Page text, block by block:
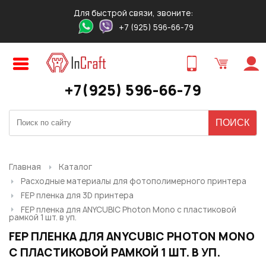
Для быстрой связи, звоните:
+7 (925) 596-66-79
+7(925) 596-66-79
Главная
Каталог
Расходные материалы для фотополимерного принтера
FEP пленка для 3D принтера
FEP пленка для ANYCUBIC Photon Mono с пластиковой
рамкой 1 шт. в уп.
FEP ПЛЕНКА ДЛЯ ANYCUBIC PHOTON MONO
С ПЛАСТИКОВОЙ РАМКОЙ 1 ШТ. В УП.
ОБРАТНЫЙ ЗВОНОК
Контактный телефон
Ваш E-mail*:
ЗАКАЗ ТОВАРА В 1 КЛИК
Ваш E-mail*:
Ваш телефон*:
Нужный товар:
Авторизация
Пароль:
Запомнить меня
Забыли свой пароль?
ПРЕДВАРИТЕЛЬНЫЙ ЗАКАЗ
ТОВАРА
Ваше имя*:
Ваш E-mail*:
Ваш телефон* :
Нужный товар: